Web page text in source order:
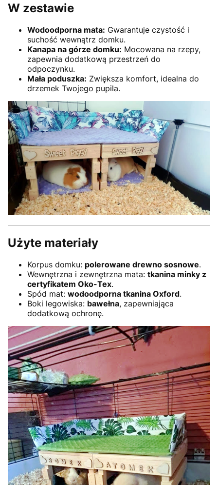
W zestawie
Wodoodporna mata: Gwarantuje czystość i
suchość wewnątrz domku.
Kanapa na górze domku: Mocowana na rzepy,
zapewnia dodatkową przestrzeń do
odpoczynku.
Mała poduszka: Zwiększa komfort, idealna do
drzemek Twojego pupila.
Użyte materiały
Korpus domku: polerowane drewno sosnowe.
Wewnętrzna i zewnętrzna mata: tkanina minky z
certyfikatem Oko-Tex.
Spód mat: wodoodporna tkanina Oxford.
Boki legowiska: bawełna, zapewniająca
dodatkową ochronę.